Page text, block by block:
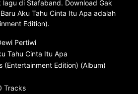
di Stafaband. Download Gak
Aku Tahu Cinta Itu Apa adalah
Edition).
Pertiwi
Tahu Cinta Itu Apa
(Entertainment Edition) (Album)
Tracks